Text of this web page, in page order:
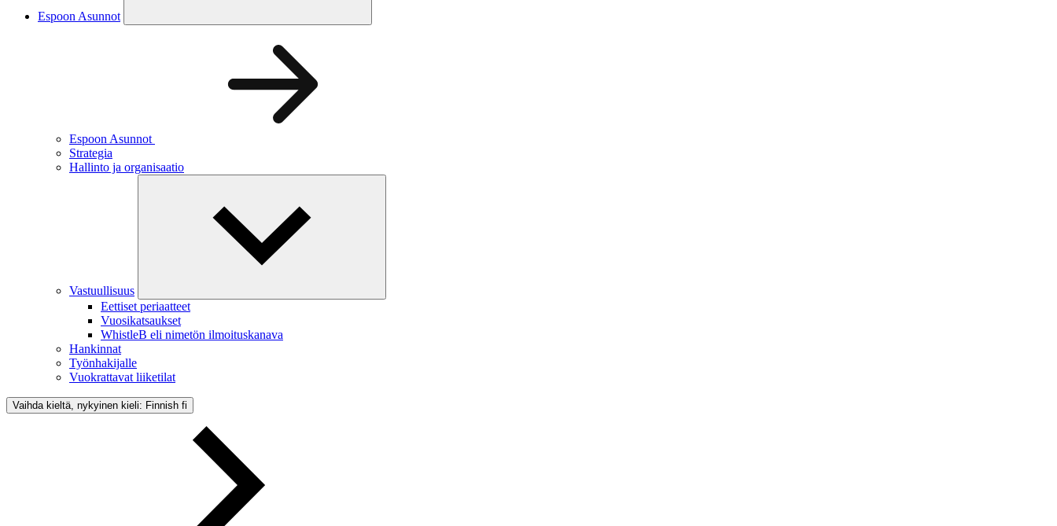
Espoon Asunnot
Espoon Asunnot
Strategia
Hallinto ja organisaatio
Vastuullisuus
Eettiset periaatteet
Vuosikatsaukset
WhistleB eli nimetön ilmoituskanava
Hankinnat
Työnhakijalle
Vuokrattavat liiketilat
Vaihda kieltä, nykyinen kieli: Finnish fi